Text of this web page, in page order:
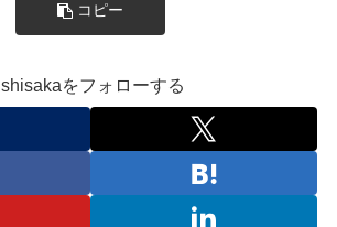
コピー
Ishisakaをフォローする